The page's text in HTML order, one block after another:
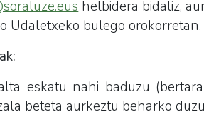
helbidera bidaliz,
Udaletxeko bulego orokorretan.
eskatu nahi baduzu
beteta aurkeztu beharko